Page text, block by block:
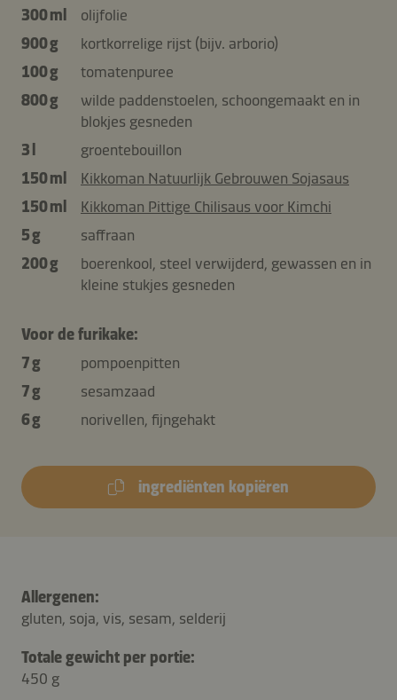
300 ml
olijfolie
900 g
kortkorrelige rijst (bijv. arborio)
100 g
tomatenpuree
800 g
wilde paddenstoelen, schoongemaakt en in
blokjes gesneden
3 l
groentebouillon
150 ml
Kikkoman Natuurlijk Gebrouwen Sojasaus
150 ml
Kikkoman Pittige Chilisaus voor Kimchi
5 g
saffraan
200 g
boerenkool, steel verwijderd, gewassen en in
kleine stukjes gesneden
Voor de furikake:
7 g
pompoenpitten
7 g
sesamzaad
6 g
norivellen, fijngehakt
ingrediënten kopiëren
Allergenen:
gluten, soja, vis, sesam, selderij
Totale gewicht per portie:
450 g